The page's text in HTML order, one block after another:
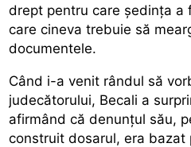
drept pentru care şedinţa a
care cineva trebuie să
documentele.
Când i-a venit rândul să
judecătorului, Becali a
afirmând că denunţul său,
construit dosarul, era bazat